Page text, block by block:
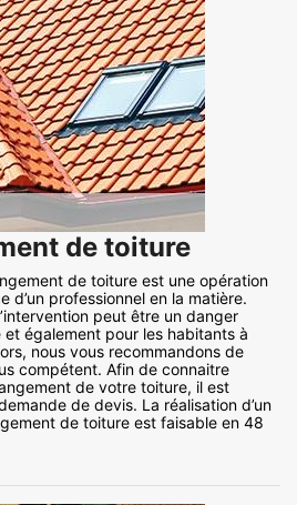
de toiture
de toiture est une opération
d’un professionnel en la matière.
peut être un danger
également pour les habitants à
nous vous recommandons de
compétent. Afin de connaitre
de votre toiture, il est
de devis. La réalisation d’un
de toiture est faisable en 48